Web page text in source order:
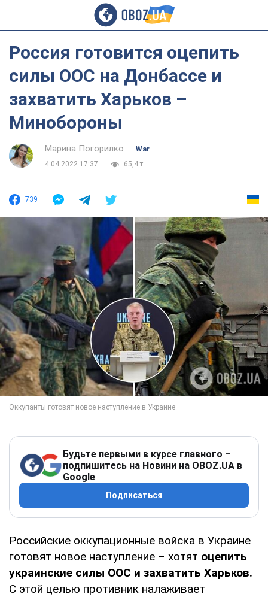
Россия готовится оцепить
силы ООС на Донбассе и
захватить Харьков –
Минобороны
Марина Погорилко
War
4.04.2022 17:37
65,4 т.
739
Будьте первыми в курсе главного –
подпишитесь на Новини на OBOZ.UA в
Google
Подписаться
Российские оккупационные войска в Украине
готовят новое наступление – хотят оцепить
украинские силы ООС и захватить Харьков.
С этой целью противник налаживает